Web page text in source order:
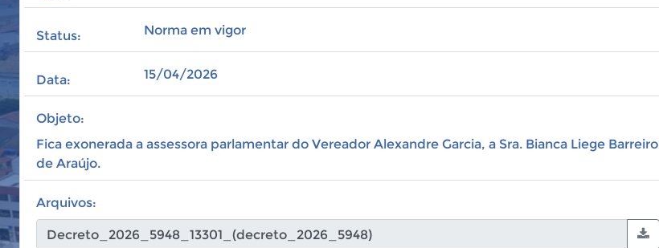
Status: Norma em vigor
Data: 15/04/2026
Objeto:
Fica exonerada a assessora parlamentar do Vereador Alexandre Garcia, a Sra. Bianca Liege Barreiro
de Araújo.
Arquivos: